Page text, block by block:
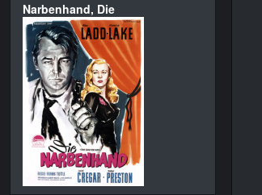
Narbenhand, Die